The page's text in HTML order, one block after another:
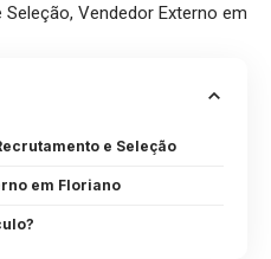
Vendedor Externo em
e Seleção
em Floriano